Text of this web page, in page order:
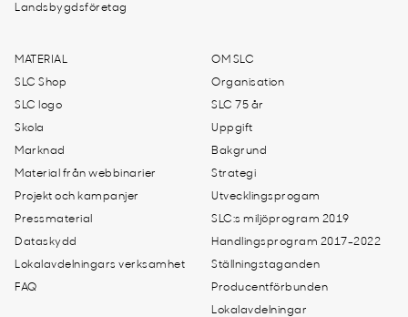
Landsbygdsföretag
MATERIAL
SLC Shop
SLC logo
Skola
Marknad
Material från webbinarier
Projekt och kampanjer
Pressmaterial
Dataskydd
Lokalavdelningars verksamhet
FAQ
OM SLC
Organisation
SLC 75 år
Uppgift
Bakgrund
Strategi
Utvecklingsprogam
SLC:s miljöprogram 2019
Handlingsprogram 2017-2022
Ställningstaganden
Producentförbunden
Lokalavdelningar